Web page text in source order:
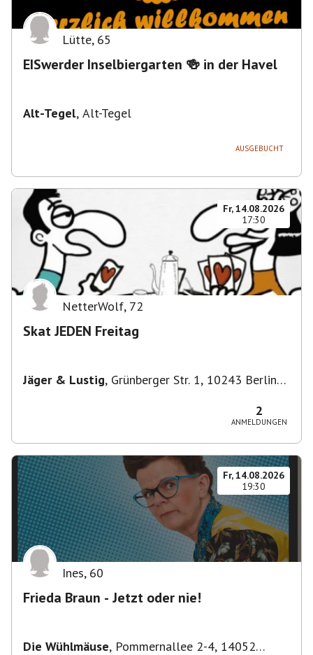
Lütte, 65
EISwerder Inselbiergarten 🍻 in der Havel
Alt-Tegel, Alt-Tegel
AUSGEBUCHT
Fr, 14.08.2026
17:30
NetterWolf, 72
Skat JEDEN Freitag
Jäger & Lustig, Grünberger Str. 1, 10243 Berlin-
2
ANMELDUNGEN
Fr, 14.08.2026
19:30
Ines, 60
Frieda Braun - Jetzt oder nie!
Die Wühlmäuse, Pommernallee 2-4, 14052